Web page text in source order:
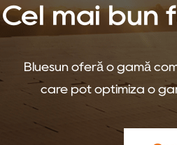
Cel mai bun
Bluesun oferă o gamă
care pot optimiza o